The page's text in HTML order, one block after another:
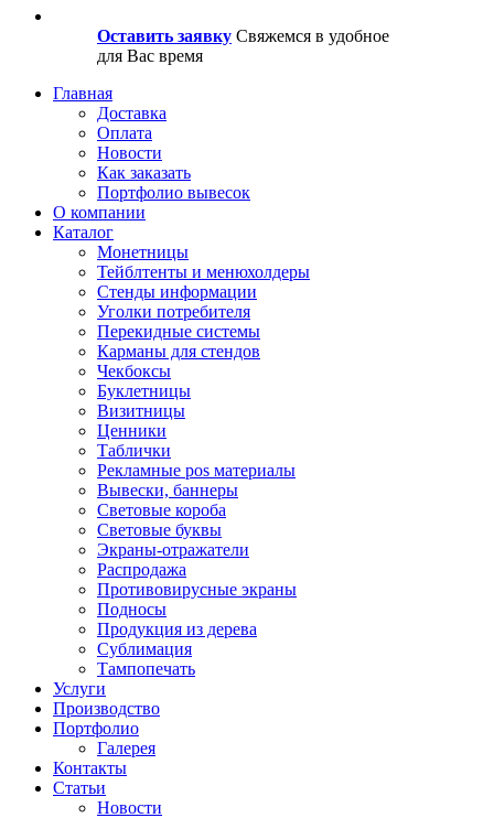
Оставить заявку Свяжемся в удобное
для Вас время
Главная
Доставка
Оплата
Новости
Как заказать
Портфолио вывесок
О компании
Каталог
Монетницы
Тейблтенты и менюхолдеры
Стенды информации
Уголки потребителя
Перекидные системы
Карманы для стендов
Чекбоксы
Буклетницы
Визитницы
Ценники
Таблички
Рекламные pos материалы
Вывески, баннеры
Световые короба
Световые буквы
Экраны-отражатели
Распродажа
Противовирусные экраны
Подносы
Продукция из дерева
Сублимация
Тампопечать
Услуги
Производство
Портфолио
Галерея
Контакты
Статьи
Новости